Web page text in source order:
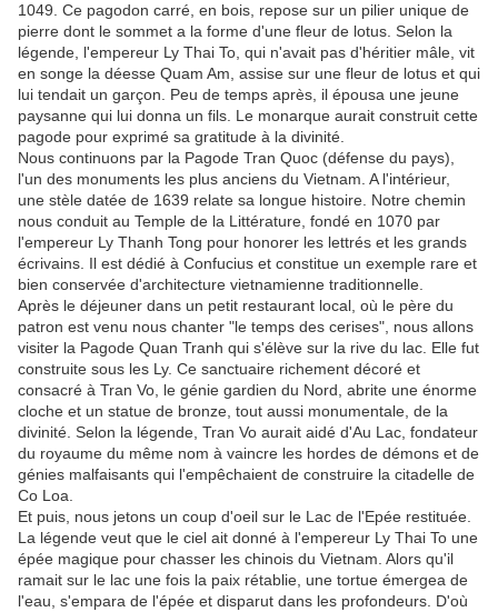
1049. Ce pagodon carré, en bois, repose sur un pilier unique de
pierre dont le sommet a la forme d'une fleur de lotus. Selon la
légende, l'empereur Ly Thai To, qui n'avait pas d'héritier mâle, vit
en songe la déesse Quam Am, assise sur une fleur de lotus et qui
lui tendait un garçon. Peu de temps après, il épousa une jeune
paysanne qui lui donna un fils. Le monarque aurait construit cette
pagode pour exprimé sa gratitude à la divinité.
Nous continuons par la Pagode Tran Quoc (défense du pays),
l'un des monuments les plus anciens du Vietnam. A l'intérieur,
une stèle datée de 1639 relate sa longue histoire. Notre chemin
nous conduit au Temple de la Littérature, fondé en 1070 par
l'empereur Ly Thanh Tong pour honorer les lettrés et les grands
écrivains. Il est dédié à Confucius et constitue un exemple rare et
bien conservée d'architecture vietnamienne traditionnelle.
Après le déjeuner dans un petit restaurant local, où le père du
patron est venu nous chanter "le temps des cerises", nous allons
visiter la Pagode Quan Tranh qui s'élève sur la rive du lac. Elle fut
construite sous les Ly. Ce sanctuaire richement décoré et
consacré à Tran Vo, le génie gardien du Nord, abrite une énorme
cloche et un statue de bronze, tout aussi monumentale, de la
divinité. Selon la légende, Tran Vo aurait aidé d'Au Lac, fondateur
du royaume du même nom à vaincre les hordes de démons et de
génies malfaisants qui l'empêchaient de construire la citadelle de
Co Loa.
Et puis, nous jetons un coup d'oeil sur le Lac de l'Epée restituée.
La légende veut que le ciel ait donné à l'empereur Ly Thai To une
épée magique pour chasser les chinois du Vietnam. Alors qu'il
ramait sur le lac une fois la paix rétablie, une tortue émergea de
l'eau, s'empara de l'épée et disparut dans les profondeurs. D'où